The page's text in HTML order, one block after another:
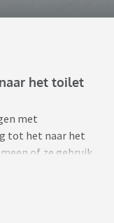
het toilet
met
tot het naar het
of ze gebruik
zonder te